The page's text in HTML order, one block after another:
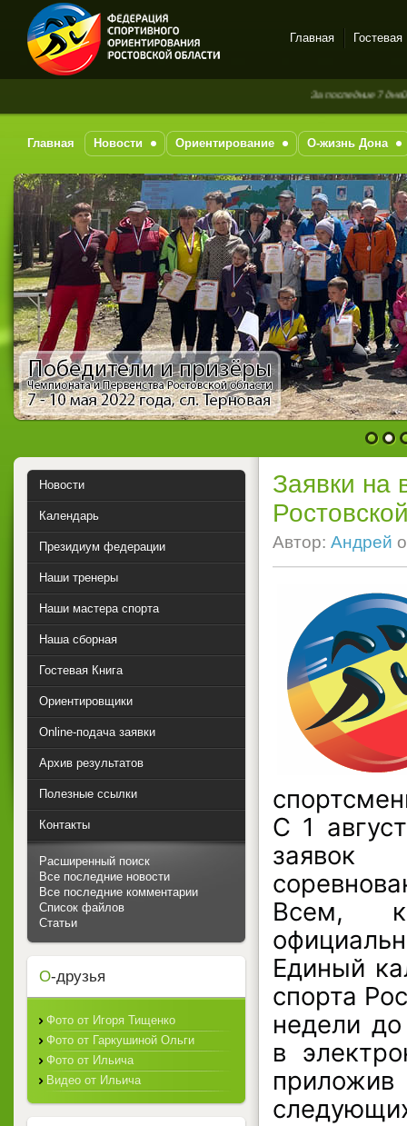
Спортивное
на-Дону
Главная Гостевая
За последние 7 дней новых
Главная Новости Ориентирование О-жизнь Дона
1 2
Заявки на
Автор: Андрей
С 1
заявок
Всем,
Единый
спорта
недели
в
Новости
Календарь
Президиум федерации
Наши тренеры
Наши мастера спорта
Наша сборная
Гостевая Книга
Ориентировщики
Online-подача заявки
Архив результатов
Полезные ссылки
Контакты
Расширенный поиск
Все последние новости
Все последние комментарии
Список файлов
Статьи
О-друзья
Фото от Игоря Тищенко
Фото от Гаркушиной Ольги
Фото от Ильича
Видео от Ильича